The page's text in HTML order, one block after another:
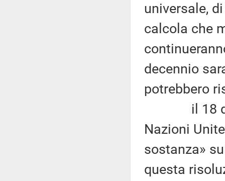
universale,
calcola che
decennio
potrebbero
il 18
Nazioni
sostanza»
questa